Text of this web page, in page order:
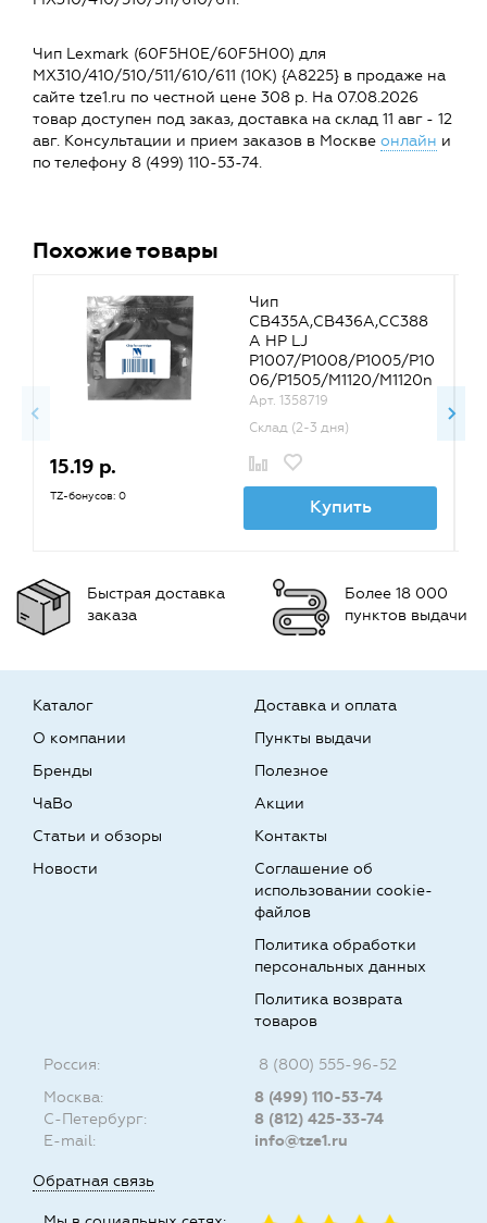
Чип Lexmark (60F5H0E/60F5H00) для
MX310/410/510/511/610/611 (10K) {A8225} в продаже на
сайте tze1.ru по честной цене 308 р. На 07.08.2026
товар доступен под заказ, доставка на склад 11 авг - 12
авг. Консультации и прием заказов в Москве онлайн и
по телефону 8 (499) 110-53-74.
Похожие товары
Чип
CB435A,CB436A,CC388
A HP LJ
P1007/P1008/P1005/P10
06/P1505/M1120/M1120n
/M1522n Canon LBP3250
{20239}
Арт. 1358719
Склад (2-3 дня)
15.19 р.
TZ-бонусов: 0 Купить
Быстрая доставка
заказа
Более 18 000
пунктов выдачи
Каталог
О компании
Бренды
Доставка и оплата
Пункты выдачи
Полезное
ЧаВо
Статьи и обзоры
Новости
Акции
Контакты
Соглашение об
использовании cookie-
файлов
Политика обработки
персональных данных
Политика возврата
товаров
Россия:
8 (800) 555-96-52
Москва:
8 (499) 110-53-74
С-Петербург:
8 (812) 425-33-74
E-mail:
info@tze1.ru
Обратная связь